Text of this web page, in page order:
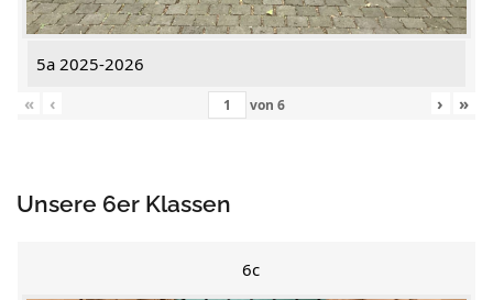
5a 2025-2026
«
‹ von 6 › »
Unsere 6er Klassen
6c